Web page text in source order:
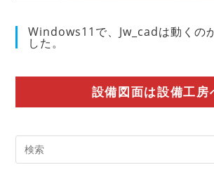
Windows11で、Jw_cadは動くの
した。
設備図面は設備工房